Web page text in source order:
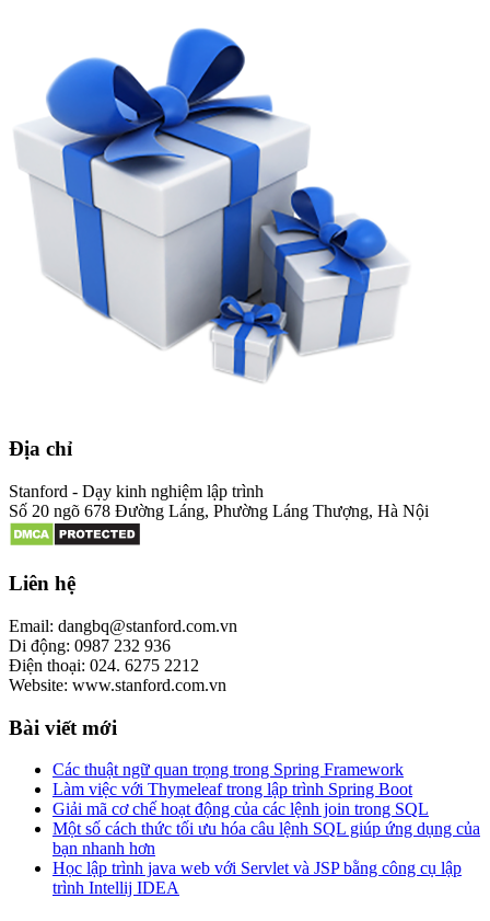
Địa chỉ
Stanford - Dạy kinh nghiệm lập trình
Số 20 ngõ 678 Đường Láng, Phường Láng Thượng, Hà Nội
Liên hệ
Email: dangbq@stanford.com.vn
Di động: 0987 232 936
Điện thoại: 024. 6275 2212
Website: www.stanford.com.vn
Bài viết mới
Các thuật ngữ quan trọng trong Spring Framework
Làm việc với Thymeleaf trong lập trình Spring Boot
Giải mã cơ chế hoạt động của các lệnh join trong SQL
Một số cách thức tối ưu hóa câu lệnh SQL giúp ứng dụng của
bạn nhanh hơn
Học lập trình java web với Servlet và JSP bằng công cụ lập
trình Intellij IDEA